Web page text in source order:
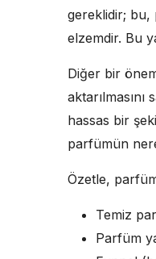
gereklidir; bu,
elzemdir. Bu
Diğer bir
hassas bir
parfümün
Özetle,
Temiz
Parfüm